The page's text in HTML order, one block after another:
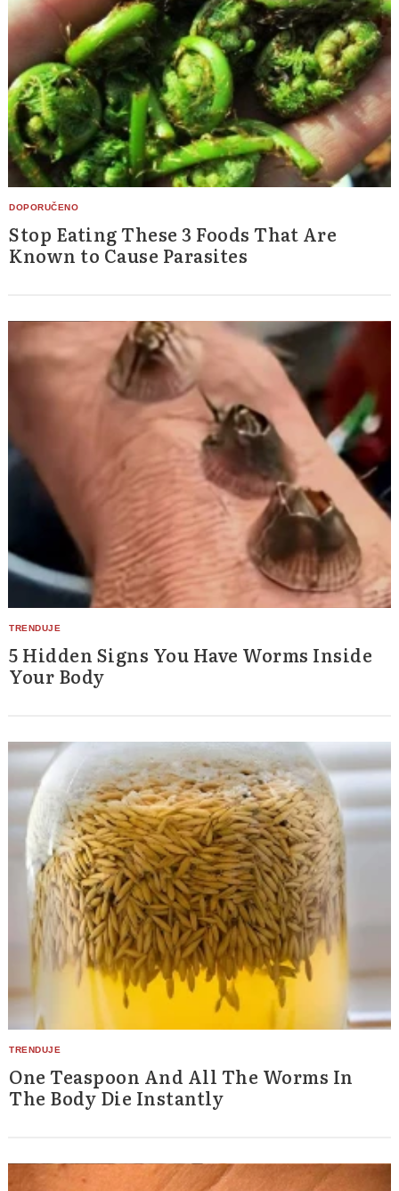
Stop Eating These 3 Foods That Are
Known to Cause Parasites
5 Hidden Signs You Have Worms Inside
Your Body
One Teaspoon And All The Worms In
The Body Die Instantly